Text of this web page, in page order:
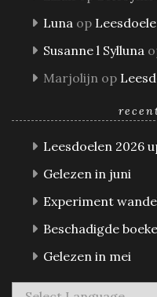
Luna op
Susanne l Sylluna
Marjolijn op
Leesdoelen 2026
Gelezen in juni
Experiment
Beschadigde
Gelezen in mei